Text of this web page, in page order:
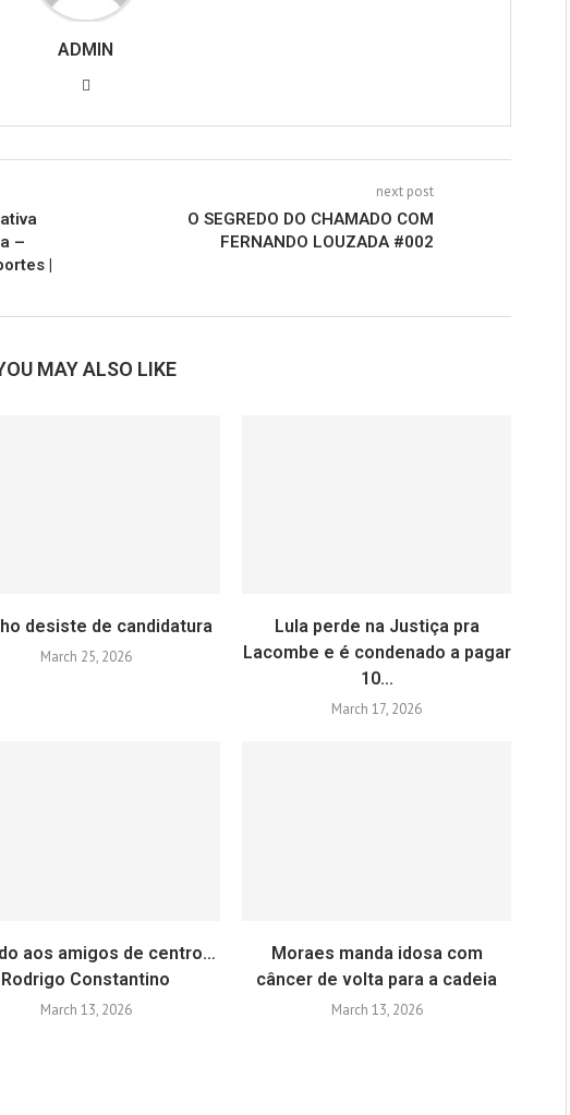
ADMIN
–
|
next post
O SEGREDO DO CHAMADO COM
FERNANDO LOUZADA #002
MAY ALSO LIKE
desiste de candidatura
March 25, 2026
Lula perde na Justiça pra
Lacombe e é condenado a pagar
10...
March 17, 2026
aos amigos de centro…
Rodrigo Constantino
March 13, 2026
Moraes manda idosa com
câncer de volta para a cadeia
March 13, 2026